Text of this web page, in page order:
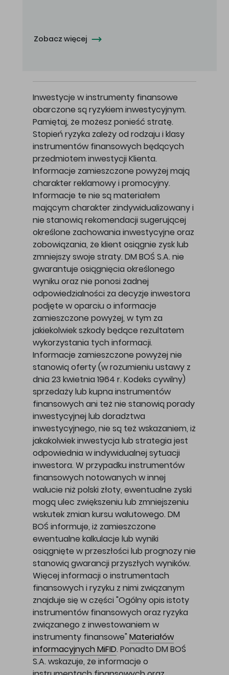
Zobacz więcej
Inwestycje w instrumenty finansowe
obarczone są ryzykiem inwestycyjnym.
Pamiętaj, że możesz ponieść stratę.
Stopień ryzyka zależy od rodzaju i klasy
instrumentów finansowych będących
przedmiotem inwestycji Klienta.
Informacje zamieszczone powyżej mają
charakter reklamowy i promocyjny.
Informacje te nie są materiałem
mającym charakter zindywidualizowany i
nie stanowią rekomendacji sugerującej
określone zachowania inwestycyjne oraz
zobowiązania, że klient osiągnie zysk lub
zmniejszy swoje straty. DM BOŚ S.A. nie
gwarantuje osiągnięcia określonego
wyniku oraz nie ponosi żadnej
odpowiedzialności za decyzje inwestora
podjęte w oparciu o informacje
zamieszczone powyżej, w tym za
jakiekolwiek szkody będące rezultatem
wykorzystania tych informacji.
Informacje zamieszczone powyżej nie
stanowią oferty (w rozumieniu ustawy z
dnia 23 kwietnia 1964 r. Kodeks cywilny)
sprzedaży lub kupna instrumentów
finansowych ani też nie stanowią porady
inwestycyjnej lub doradztwa
inwestycyjnego, nie są też wskazaniem, iż
jakakolwiek inwestycja lub strategia jest
odpowiednia w indywidualnej sytuacji
inwestora. W przypadku instrumentów
finansowych notowanych w innej
walucie niż polski złoty, ewentualne zyski
mogą ulec zwiększeniu lub zmniejszeniu
wskutek zmian kursu walutowego. DM
BOŚ informuje, iż zamieszczone
ewentualne kalkulacje lub wyniki
osiągnięte w przeszłości lub prognozy nie
stanowią gwarancji przyszłych wyników.
Więcej informacji o instrumentach
finansowych i ryzyku z nimi związanym
znajduje się w części "Ogólny opis istoty
instrumentów finansowych oraz ryzyka
związanego z inwestowaniem w
instrumenty finansowe" Materiałów
informacyjnych MiFID. Ponadto DM BOŚ
S.A. wskazuje, że informacje o